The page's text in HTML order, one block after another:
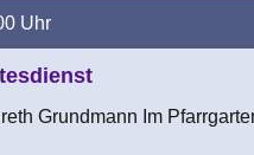
Uhr
Grundmann Im